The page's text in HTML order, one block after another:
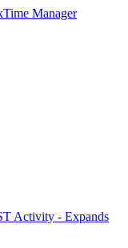
Manager
Activity - Expands